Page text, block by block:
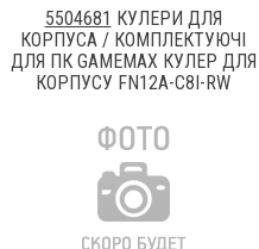
5504681 КУЛЕРИ ДЛЯ
КОРПУСА / КОМПЛЕКТУЮЧІ
ДЛЯ ПК GAMEMAX КУЛЕР ДЛЯ
КОРПУСУ FN12A-C8I-RW